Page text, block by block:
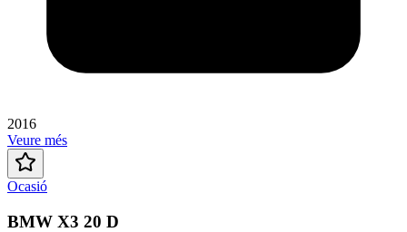
2016
Veure més
Ocasió
BMW X3 20 D